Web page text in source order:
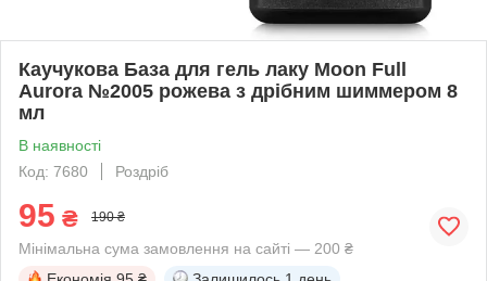
Каучукова База для гель лаку Moon Full
Aurora №2005 рожева з дрібним шиммером 8
мл
В наявності
Код: 7680
Роздріб
95 ₴ 190 ₴
Мінімальна сума замовлення на сайті — 200 ₴